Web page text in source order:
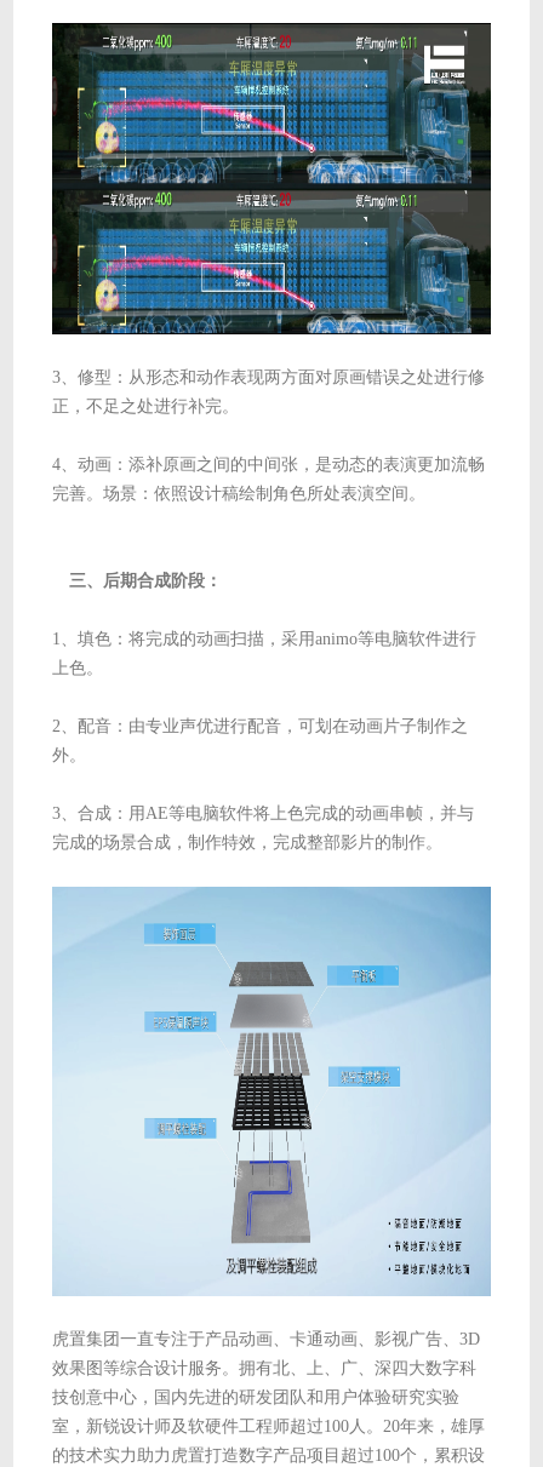
3、修型：从形态和动作表现两方面对原画错误之处进行修
正，不足之处进行补完。
4、动画：添补原画之间的中间张，是动态的表演更加流畅
完善。场景：依照设计稿绘制角色所处表演空间。
三、后期合成阶段：
1、填色：将完成的动画扫描，采用animo等电脑软件进行
上色。
2、配音：由专业声优进行配音，可划在动画片子制作之
外。
3、合成：用AE等电脑软件将上色完成的动画串帧，并与
完成的场景合成，制作特效，完成整部影片的制作。
虎置集团一直专注于产品动画、卡通动画、影视广告、3D
效果图等综合设计服务。拥有北、上、广、深四大数字科
技创意中心，国内先进的研发团队和用户体验研究实验
室，新锐设计师及软硬件工程师超过100人。20年来，雄厚
的技术实力助力虎置打造数字产品项目超过100个，累积设